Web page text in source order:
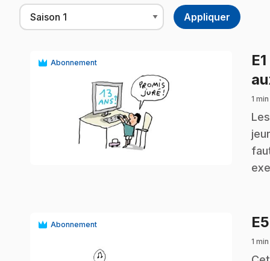
Abonnement E1
1
.
Abonnement E5
1